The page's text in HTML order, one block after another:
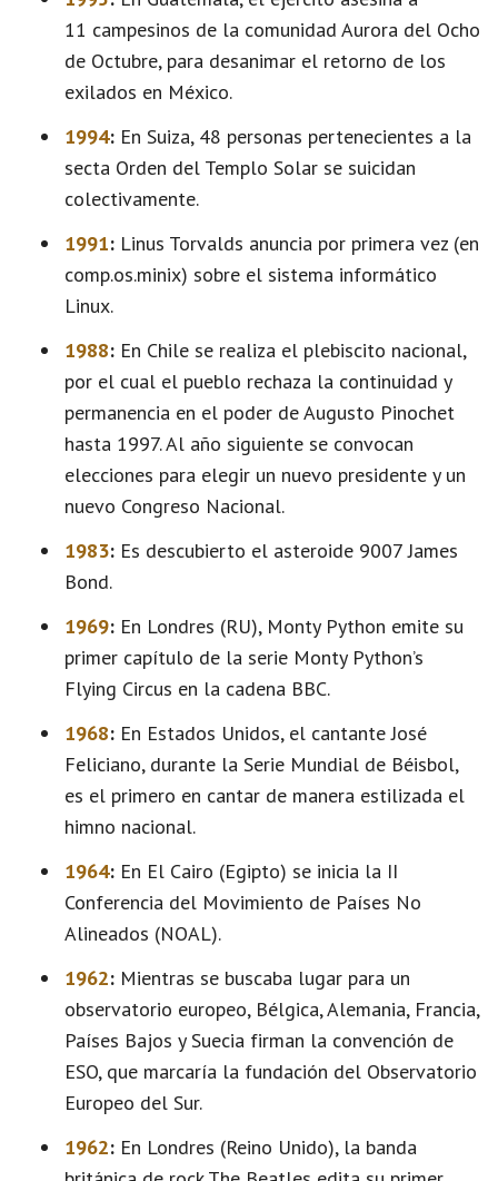
11 campesinos de la comunidad Aurora del Ocho
de Octubre, para desanimar el retorno de los
exilados en México.
1994: En Suiza, 48 personas pertenecientes a la
secta Orden del Templo Solar se suicidan
colectivamente.
1991: Linus Torvalds anuncia por primera vez (en
comp.os.minix) sobre el sistema informático
Linux.
1988: En Chile se realiza el plebiscito nacional,
por el cual el pueblo rechaza la continuidad y
permanencia en el poder de Augusto Pinochet
hasta 1997. Al año siguiente se convocan
elecciones para elegir un nuevo presidente y un
nuevo Congreso Nacional.
1983: Es descubierto el asteroide 9007 James
Bond.
1969: En Londres (RU), Monty Python emite su
primer capítulo de la serie Monty Python’s
Flying Circus en la cadena BBC.
1968: En Estados Unidos, el cantante José
Feliciano, durante la Serie Mundial de Béisbol,
es el primero en cantar de manera estilizada el
himno nacional.
1964: En El Cairo (Egipto) se inicia la II
Conferencia del Movimiento de Países No
Alineados (NOAL).
1962: Mientras se buscaba lugar para un
observatorio europeo, Bélgica, Alemania, Francia,
Países Bajos y Suecia firman la convención de
ESO, que marcaría la fundación del Observatorio
Europeo del Sur.
1962: En Londres (Reino Unido), la banda